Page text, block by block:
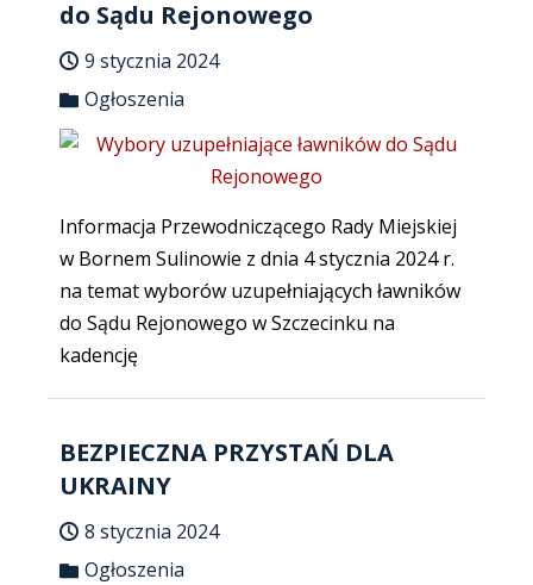
do Sądu Rejonowego
9 stycznia 2024
Ogłoszenia
Informacja Przewodniczącego Rady Miejskiej
w Bornem Sulinowie z dnia 4 stycznia 2024 r.
na temat wyborów uzupełniających ławników
do Sądu Rejonowego w Szczecinku na
kadencję
BEZPIECZNA PRZYSTAŃ DLA
UKRAINY
8 stycznia 2024
Ogłoszenia